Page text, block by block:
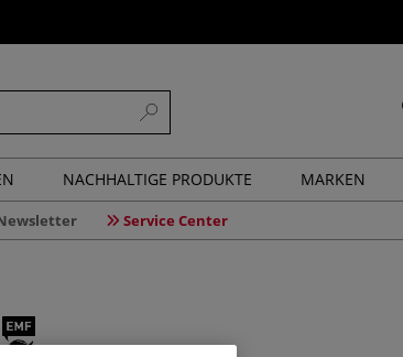
NACHHALTIGE PRODUKTE MARKEN
Service Center